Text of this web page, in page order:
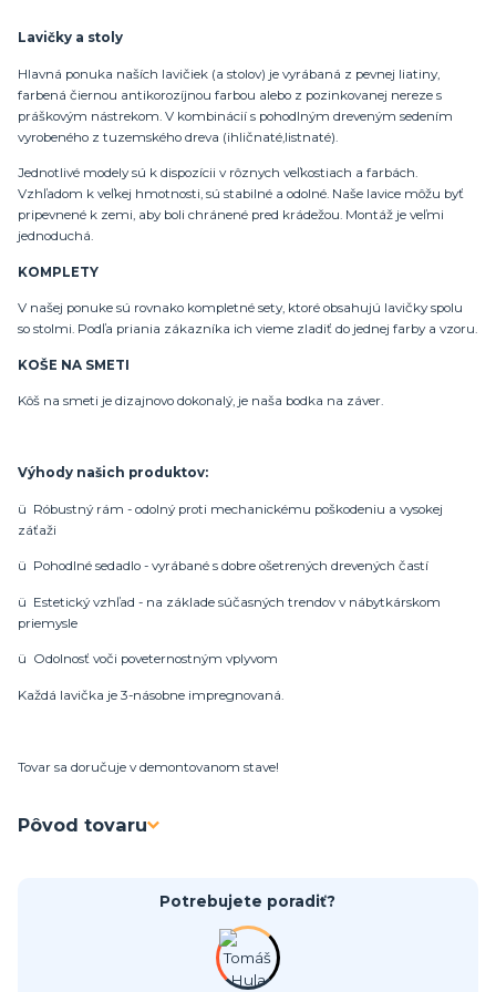
Lavičky a stoly
Hlavná ponuka naších lavičiek (a stolov) je vyrábaná z pevnej liatiny,
farbená čiernou antikorozíjnou farbou alebo z pozinkovanej nereze s
práškovým nástrekom. V kombinácií s pohodlným dreveným sedením
vyrobeného z tuzemského dreva (ihličnaté,listnaté).
Jednotlivé modely sú k dispozícii v rôznych veľkostiach a farbách.
Vzhľadom k veľkej hmotnosti, sú stabilné a odolné. Naše lavice môžu byť
pripevnené k zemi, aby boli chránené pred krádežou. Montáž je veľmi
jednoduchá.
KOMPLETY
V našej ponuke sú rovnako kompletné sety, ktoré obsahujú lavičky spolu
so stolmi. Podľa priania zákazníka ich vieme zladiť do jednej farby a vzoru.
KOŠE NA SMETI
Kôš na smeti je dizajnovo dokonalý, je naša bodka na záver.
Výhody našich produktov:
ü Róbustný rám - odolný proti mechanickému poškodeniu a vysokej
záťaži
ü Pohodlné sedadlo - vyrábané s dobre ošetrených drevených častí
ü Estetický vzhľad - na základe súčasných trendov v nábytkárskom
priemysle
ü Odolnosť voči poveternostným vplyvom
Každá lavička je 3-násobne impregnovaná.
Tovar sa doručuje v demontovanom stave!
Pôvod tovaru
Potrebujete poradiť?